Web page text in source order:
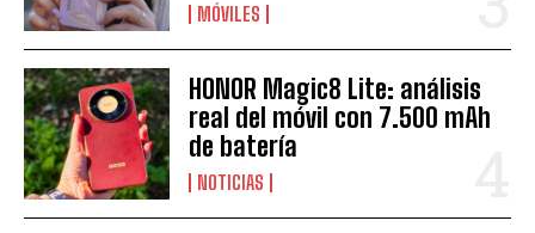
MÓVILES
HONOR Magic8 Lite: análisis
real del móvil con 7.500 mAh
de batería
NOTICIAS